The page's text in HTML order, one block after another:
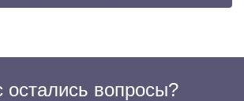
остались вопросы?